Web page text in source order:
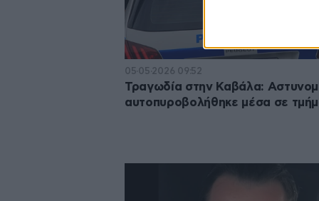
05·05·2026 09:52
Τραγωδία στην Καβάλα:
αυτοπυροβολήθηκε μέσα σε